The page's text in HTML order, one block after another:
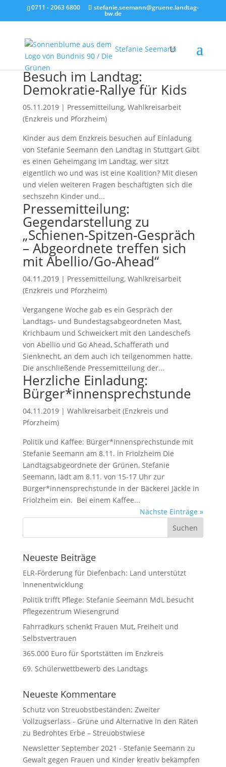
0711 - 2063 6800 stefanie.seemann@gruene.landtag-
bw.de
Stefanie Seemann
Besuch im Landtag:
Demokratie-Rallye für Kids
05.11.2019| Pressemitteilung, Wahlkreisarbeit
(Enzkreis und Pforzheim)
Kinder aus dem Enzkreis besuchen auf Einladung
von Stefanie Seemann den Landtag in Stuttgart Gibt
es einen Geheimgang im Landtag, wer sitzt
eigentlich wo und was ist eine Koalition? Mit diesen
und vielen weiteren Fragen beschäftigten sich die
sechszehn Kinder und...
Pressemitteilung:
Gegendarstellung zu
„Schienen-Spitzen-Gespräch
– Abgeordnete treffen sich
mit Abellio/Go-Ahead“
04.11.2019| Pressemitteilung, Wahlkreisarbeit
(Enzkreis und Pforzheim)
Vergangene Woche gab es ein Gespräch der
Landtags- und Bundestagsabgeordneten Mast,
Krichbaum und Schweickert mit den Landeschefs
von Abellio und Go Ahead, Schafferath und
Sienknecht, an dem auch ich teilgenommen hatte.
Die anschließende Pressemitteilung der...
Herzliche Einladung:
Bürger*innensprechstunde
04.11.2019| Wahlkreisarbeit (Enzkreis und
Pforzheim)
Politik und Kaffee: Bürger*innensprechstunde mit
Stefanie Seemann am 8.11. in Friolzheim Die
Landtagsabgeordnete der Grünen, Stefanie
Seemann, lädt am 8.11. von 15-17 Uhr zur
Bürger*innensprechstunde in der Bäckerei Jäckle in
Friolzheim ein. Bei einem Kaffee...
Nächste Einträge »
Neueste Beiträge
ELR-Förderung für Diefenbach: Land unterstützt
Innenentwicklung
Politik trifft Pflege: Stefanie Seemann MdL besucht
Pflegezentrum Wiesengrund
Fahrradkurs schenkt Frauen Mut, Freiheit und
Selbstvertrauen
365.000 Euro für Sportstätten im Enzkreis
69. Schülerwettbewerb des Landtags
Neueste Kommentare
Schutz von Streuobstbeständen: Zweiter
Vollzugserlass - Grüne und Alternative in den Räten
zu Bedrohtes Erbe – Streuobstwiese
Newsletter September 2021 - Stefanie Seemann zu
Gewalt gegen Frauen und Kinder kreativ bekämpfen